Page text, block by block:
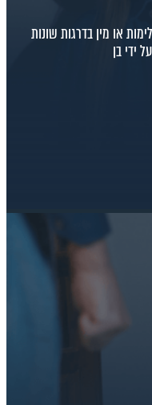
או מין בדרגות שונות
ידי בן